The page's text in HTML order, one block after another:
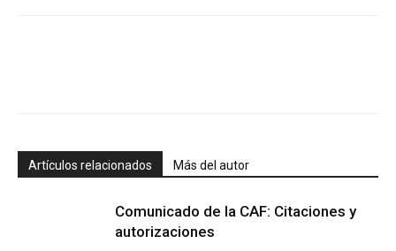
Artículos relacionados Más del autor
Comunicado de la CAF: Citaciones y
autorizaciones